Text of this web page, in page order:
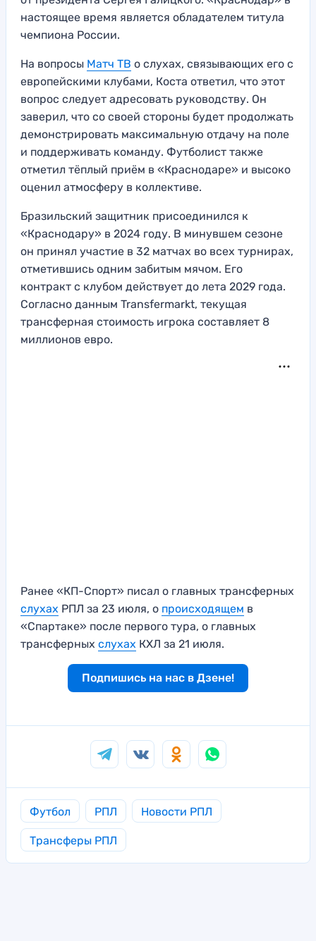
настоящее время является обладателем титула
чемпиона России.
На вопросы Матч ТВ о слухах, связывающих его с
европейскими клубами, Коста ответил, что этот
вопрос следует адресовать руководству. Он
заверил, что со своей стороны будет продолжать
демонстрировать максимальную отдачу на поле
и поддерживать команду. Футболист также
отметил тёплый приём в «Краснодаре» и высоко
оценил атмосферу в коллективе.
Бразильский защитник присоединился к
«Краснодару» в 2024 году. В минувшем сезоне
он принял участие в 32 матчах во всех турнирах,
отметившись одним забитым мячом. Его
контракт с клубом действует до лета 2029 года.
Согласно данным Transfermarkt, текущая
трансферная стоимость игрока составляет 8
миллионов евро.
Ранее «КП-Спорт» писал о главных трансферных
слухах РПЛ за 23 июля, о происходящем в
«Спартаке» после первого тура, о главных
трансферных слухах КХЛ за 21 июля.
Подпишись на нас в Дзене!
Футбол РПЛ Новости РПЛ
Трансферы РПЛ